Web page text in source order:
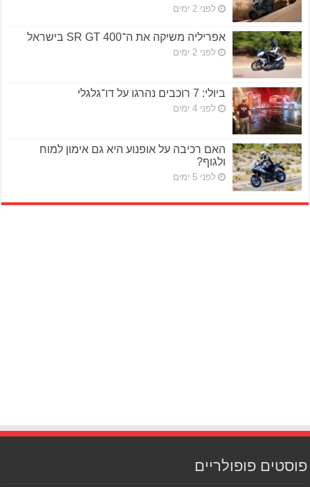
לפני 2 ימים
אפריליה משיקה את ה־SR GT 400 בישראל
לפני 2 ימים
ביולי: 7 רוכבים נהרגו על דו־גלגלי
לפני 4 ימים
האם רכיבה על אופנוע היא גם אימון למוח
ולגוף?
לפני 5 ימים
פוסטים פופולריים